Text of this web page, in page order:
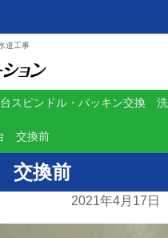
道工事
スピンドル・パッキン交換 洗
交換前
換前
2021年4月17日